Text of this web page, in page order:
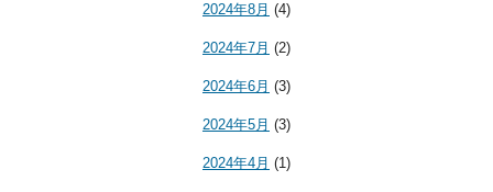
2024年8月 (4)
2024年7月 (2)
2024年6月 (3)
2024年5月 (3)
2024年4月 (1)